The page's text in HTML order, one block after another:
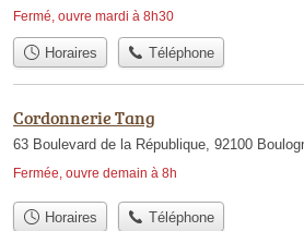
Fermé, ouvre mardi à 8h30
Horaires Téléphone
Cordonnerie Tang
63 Boulevard de la République, 92100
Fermée, ouvre demain à 8h
Horaires Téléphone